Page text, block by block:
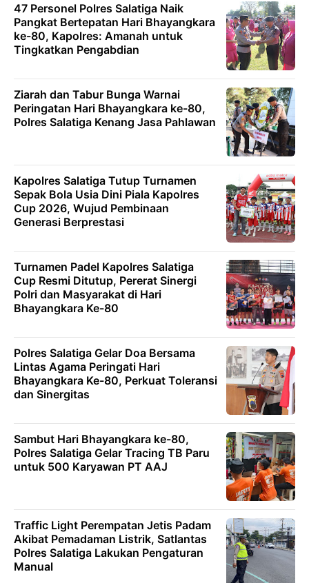
47 Personel Polres Salatiga Naik
Pangkat Bertepatan Hari Bhayangkara
ke-80, Kapolres: Amanah untuk
Tingkatkan Pengabdian
Ziarah dan Tabur Bunga Warnai
Peringatan Hari Bhayangkara ke-80,
Polres Salatiga Kenang Jasa Pahlawan
Kapolres Salatiga Tutup Turnamen
Sepak Bola Usia Dini Piala Kapolres
Cup 2026, Wujud Pembinaan
Generasi Berprestasi
Turnamen Padel Kapolres Salatiga
Cup Resmi Ditutup, Pererat Sinergi
Polri dan Masyarakat di Hari
Bhayangkara Ke-80
Polres Salatiga Gelar Doa Bersama
Lintas Agama Peringati Hari
Bhayangkara Ke-80, Perkuat Toleransi
dan Sinergitas
Sambut Hari Bhayangkara ke-80,
Polres Salatiga Gelar Tracing TB Paru
untuk 500 Karyawan PT AAJ
Traffic Light Perempatan Jetis Padam
Akibat Pemadaman Listrik, Satlantas
Polres Salatiga Lakukan Pengaturan
Manual